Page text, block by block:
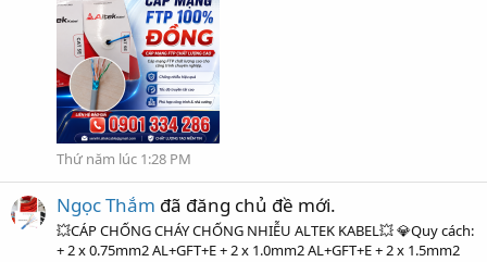
Thứ năm lúc 1:28 PM
Ngọc Thắm đã đăng chủ đề mới.
💥CÁP CHỐNG CHÁY CHỐNG NHIỄU ALTEK KABEL💥 💎Quy cách:
+ 2 x 0.75mm2 AL+GFT+E + 2 x 1.0mm2 AL+GFT+E + 2 x 1.5mm2